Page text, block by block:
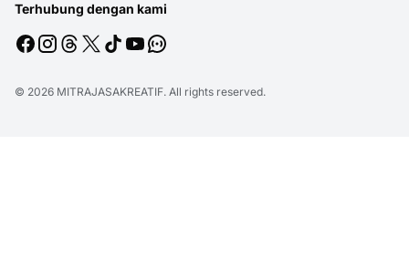
Terhubung dengan kami
© 2026 MITRAJASAKREATIF. All rights reserved.